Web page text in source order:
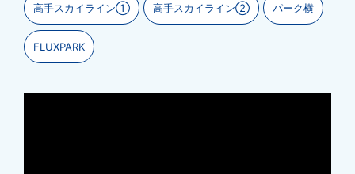
高手スカイライン① 高手スカイライン② パーク横
FLUXPARK